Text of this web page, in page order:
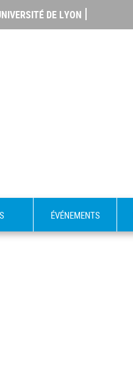
DE LYON
ÉVÉNEMENTS